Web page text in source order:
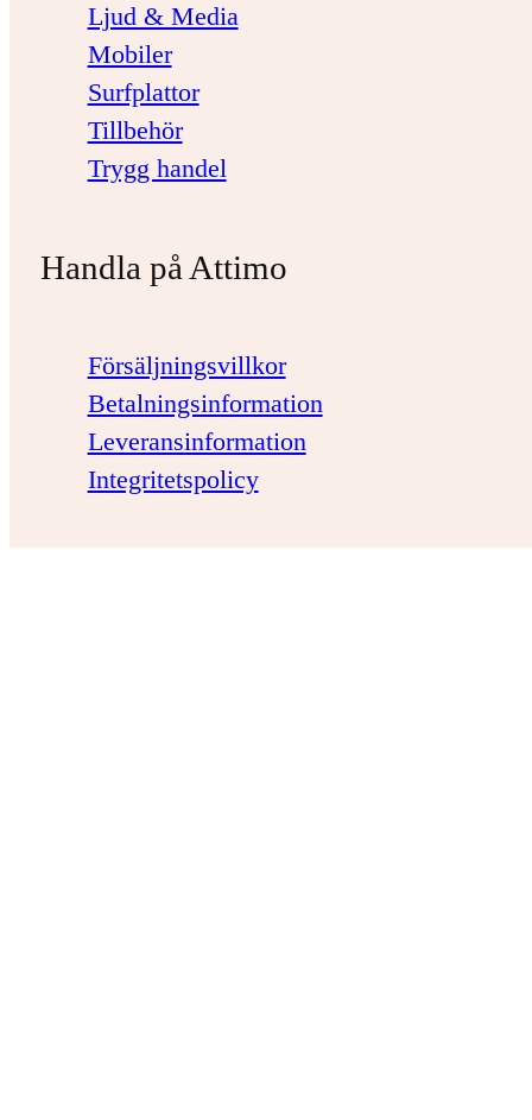
Ljud & Media
Mobiler
Surfplattor
Tillbehör
Trygg handel
Handla på Attimo
Försäljningsvillkor
Betalningsinformation
Leveransinformation
Integritetspolicy